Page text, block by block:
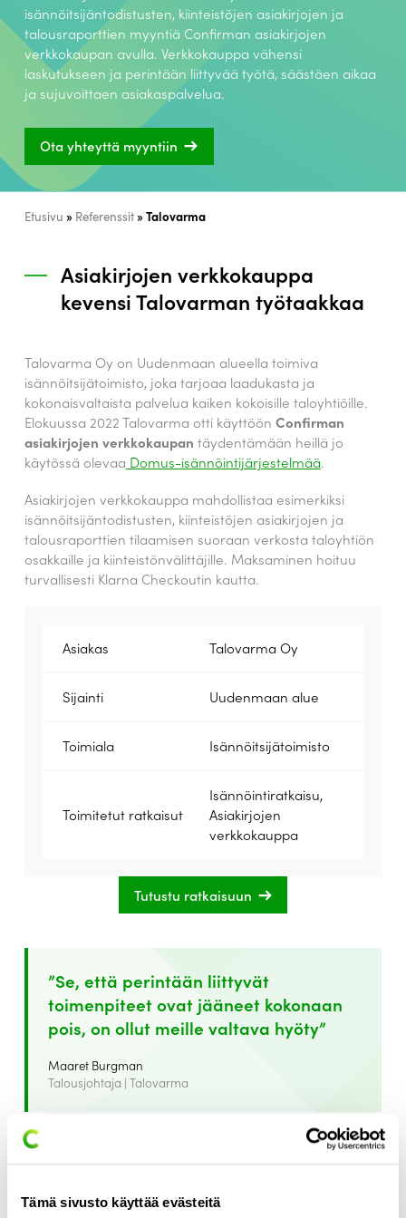
Tämä sivusto käyttää evästeitä
isännöitsijäntodistusten, kiinteistöjen asiakirjojen ja
talousraporttien myyntiä Confirman asiakirjojen
verkkokaupan avulla. Verkkokauppa vähensi
laskutukseen ja perintään liittyvää työtä, säästäen aikaa
ja sujuvoittaen asiakaspalvelua.
Ota yhteyttä myyntiin
Etusivu » Referenssit»Talovarma
Asiakirjojen verkkokauppa
kevensi Talovarman työtaakkaa
Talovarma Oy on Uudenmaan alueella toimiva
isännöitsijätoimisto, joka tarjoaa laadukasta ja
kokonaisvaltaista palvelua kaiken kokoisille taloyhtiöille.
Elokuussa 2022 Talovarma otti käyttöön Confirman
asiakirjojen verkkokaupan täydentämään heillä jo
käytössä olevaa Domus-isännöintijärjestelmää.
Asiakirjojen verkkokauppa mahdollistaa esimerkiksi
isännöitsijäntodistusten, kiinteistöjen asiakirjojen ja
talousraporttien tilaamisen suoraan verkosta taloyhtiön
osakkaille ja kiinteistönvälittäjille. Maksaminen hoituu
turvallisesti Klarna Checkoutin kautta.
Asiakas Talovarma Oy
Sijainti Uudenmaan alue
Toimiala Isännöitsijätoimisto
Toimitetut ratkaisut
Isännöintiratkaisu,
Asiakirjojen
verkkokauppa
Tutustu ratkaisuun
”Se, että perintään liittyvät
toimenpiteet ovat jääneet kokonaan
pois, on ollut meille valtava hyöty”
Maaret Burgman
Talousjohtaja | Talovarma
Talovarmassa haluttiin siirtää asiakirjojen myynti
laskutus- ja perintäprosessit ovat poistuneet kokonaan,